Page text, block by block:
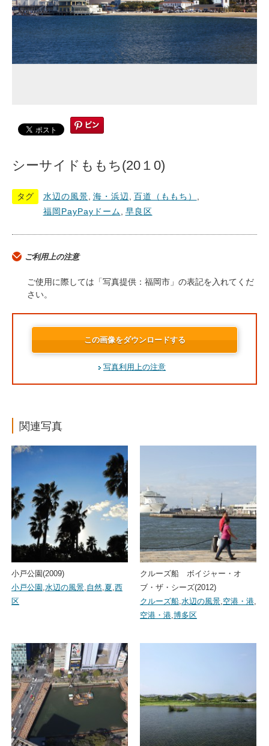
シーサイドももち(20１0)
タグ 水辺の風景 海・浜辺 百道（ももち）
福岡PayPayドーム
早良区
ご利用上の注意
ご使用に際しては「写真提供：福岡市」の表記を入れてくだ
さい。
この画像をダウンロードする
写真利用上の注意
関連写真
小戸公園(2009)
小戸公園 ,水辺の風景,自然,夏,西
区
クルーズ船 ボイジャー・オ
ブ・ザ・シーズ(2012)
クルーズ船,水辺の風景,空港・港,
空港・港,博多区